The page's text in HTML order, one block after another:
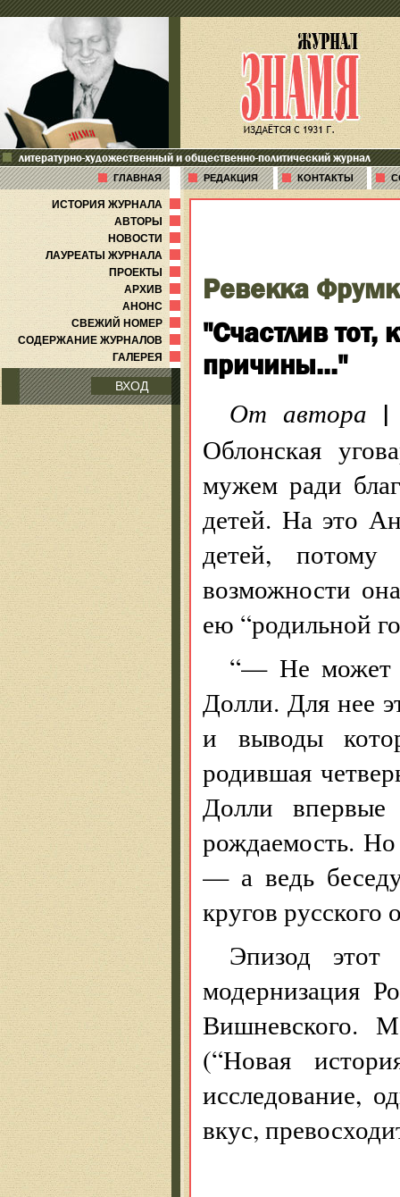
литературно-художественный и общественно-политический журнал
ГЛАВНАЯ РЕДАКЦИЯ КОНТАКТЫ
ИСТОРИЯ ЖУРНАЛА
АВТОРЫ
НОВОСТИ
ЛАУРЕАТЫ ЖУРНАЛА
ПРОЕКТЫ
АРХИВ
АНОНС
СВЕЖИЙ НОМЕР
СОДЕРЖАНИЕ ЖУРНАЛОВ
ГАЛЕРЕЯ
ВХОД
Ревекка
"Счастлив тот,
причины..."
От автора |
Облонская
мужем ради
детей. На это
детей,
возможности
ею “родильной
“— Не может
Долли. Для нее
и выводы
родившая
Долли впервые
рождаемость.
— а ведь
кругов
Эпизод этот
модернизация
Вишневского.
(“Новая
исследование,
вкус,